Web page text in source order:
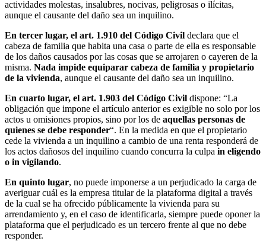
actividades molestas, insalubres, nocivas, peligrosas o ilícitas,
aunque el causante del daño sea un inquilino.
En tercer lugar, el art. 1.910 del Código Civil declara que el
cabeza de familia que habita una casa o parte de ella es responsable
de los daños causados por las cosas que se arrojaren o cayeren de la
misma. Nada impide equiparar cabeza de familia y propietario
de la vivienda, aunque el causante del daño sea un inquilino.
En cuarto lugar, el art. 1.903 del Código Civil dispone: “La
obligación que impone el artículo anterior es exigible no solo por los
actos u omisiones propios, sino por los de aquellas personas de
quienes se debe responder“. En la medida en que el propietario
cede la vivienda a un inquilino a cambio de una renta responderá de
los actos dañosos del inquilino cuando concurra la culpa in eligendo
o in vigilando.
En quinto lugar, no puede imponerse a un perjudicado la carga de
averiguar cuál es la empresa titular de la plataforma digital a través
de la cual se ha ofrecido públicamente la vivienda para su
arrendamiento y, en el caso de identificarla, siempre puede oponer la
plataforma que el perjudicado es un tercero frente al que no debe
responder.